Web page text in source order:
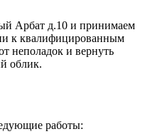
Арбат д.10 и принимаем
к квалифицированным
неполадок и вернуть
облик.
работы: